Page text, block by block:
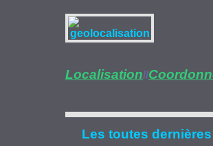
Localisation//
Les toutes